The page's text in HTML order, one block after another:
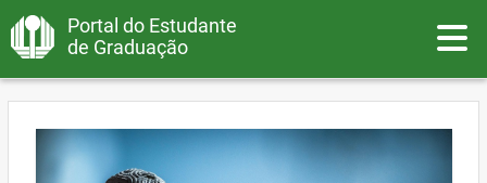
Portal do Estudante
de Graduação